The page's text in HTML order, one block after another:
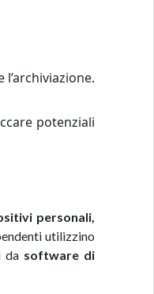
potenziali
personali,
utilizzino
da software di